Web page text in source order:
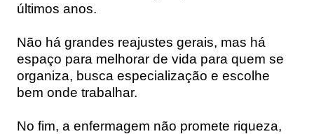
últimos anos.
Não há grandes reajustes gerais, mas há
espaço para melhorar de vida para quem se
organiza, busca especialização e escolhe
bem onde trabalhar.
No fim, a enfermagem não promete riqueza,